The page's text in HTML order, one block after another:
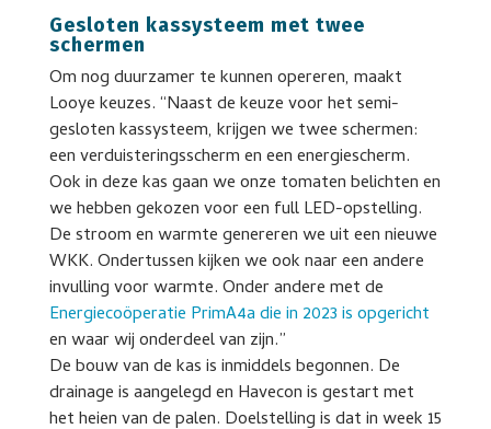
Gesloten kassysteem met twee
schermen
Om nog duurzamer te kunnen opereren, maakt
Looye keuzes. “Naast de keuze voor het semi-
gesloten kassysteem, krijgen we twee schermen:
een verduisteringsscherm en een energiescherm.
Ook in deze kas gaan we onze tomaten belichten en
we hebben gekozen voor een full LED-opstelling.
De stroom en warmte genereren we uit een nieuwe
WKK. Ondertussen kijken we ook naar een andere
invulling voor warmte. Onder andere met de
Energiecoöperatie PrimA4a die in 2023 is opgericht
en waar wij onderdeel van zijn.”
De bouw van de kas is inmiddels begonnen. De
drainage is aangelegd en Havecon is gestart met
het heien van de palen. Doelstelling is dat in week 15